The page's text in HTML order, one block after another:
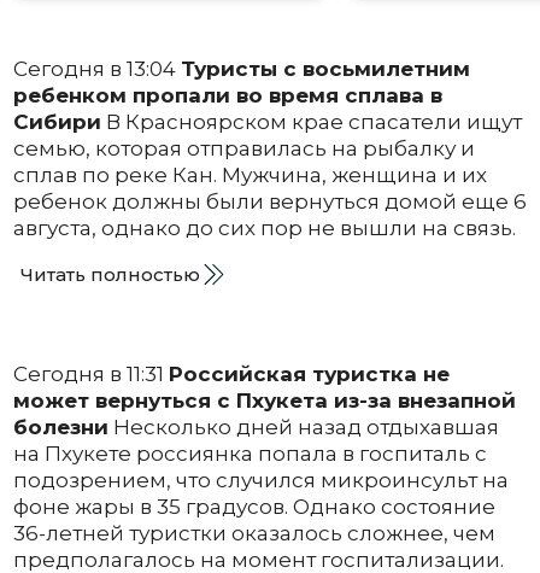
Сегодня в 13:04 Туристы с восьмилетним
ребенком пропали во время сплава в
Сибири В Красноярском крае спасатели ищут
семью, которая отправилась на рыбалку и
сплав по реке Кан. Мужчина, женщина и их
ребенок должны были вернуться домой еще 6
августа, однако до сих пор не вышли на связь.
Читать полностью
Сегодня в 11:31 Российская туристка не
может вернуться с Пхукета из-за внезапной
болезни Несколько дней назад отдыхавшая
на Пхукете россиянка попала в госпиталь с
подозрением, что случился микроинсульт на
фоне жары в 35 градусов. Однако состояние
36-летней туристки оказалось сложнее, чем
предполагалось на момент госпитализации.